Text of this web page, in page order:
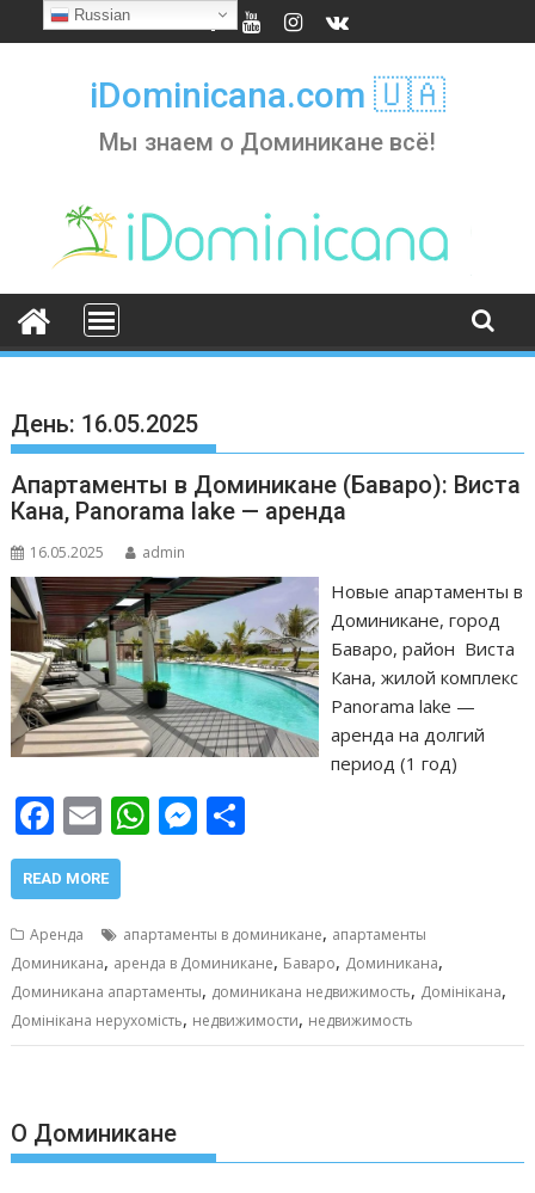
to
iDominicana.com 🇺🇦
Мы знаем о Доминикане всё!
День: 16.05.2025
Апартаменты в Доминикане (Баваро): Виста
Кана, Panorama lake — аренда
16.05.2025 admin
Новые апартаменты в
Доминикане, город
Баваро, район Виста
Кана, жилой комплекс
Panorama lake —
аренда на долгий
период (1 год)
F
ac
e
b
o
o
k
E
m
ai
l
W
s
A
p
p
M
e
n
g
er
р
а
в
и
READ MORE
Аренда апартаменты в доминикане, апартаменты
Доминикана, аренда в Доминикане, Баваро, Доминикана,
Доминикана апартаменты, доминикана недвижимость, Домінікана,
Домінікана нерухомість, недвижимости, недвижимость
О Доминикане
Russian